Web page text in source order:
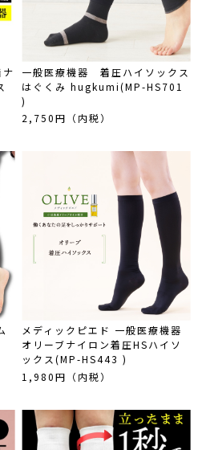
こちら！
カバー
一般医療機器 着圧ハイソックス
はぐくみ hugkumi(MP-HS701
)
2,750円（内税）
メディックピエド 一般医療機器
オリーブナイロン着圧HSハイソ
ックス(MP-HS443 )
1,980円（内税）